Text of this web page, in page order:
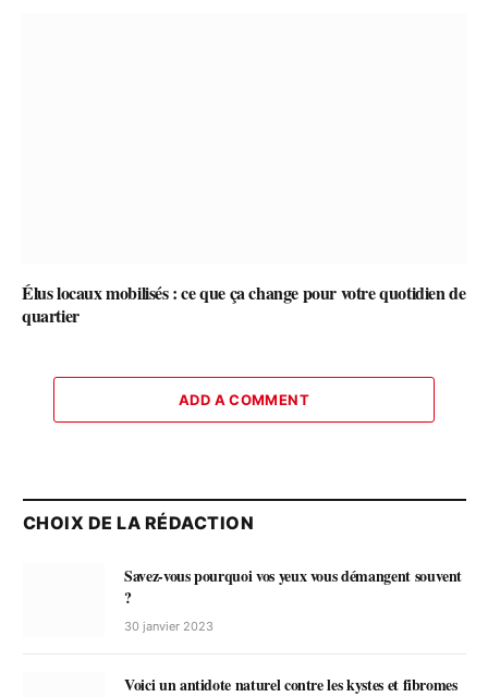
Élus locaux mobilisés : ce que ça change pour votre quotidien de
quartier
ADD A COMMENT
CHOIX DE LA RÉDACTION
Savez-vous pourquoi vos yeux vous démangent souvent
?
30 janvier 2023
Voici un antidote naturel contre les kystes et fibromes